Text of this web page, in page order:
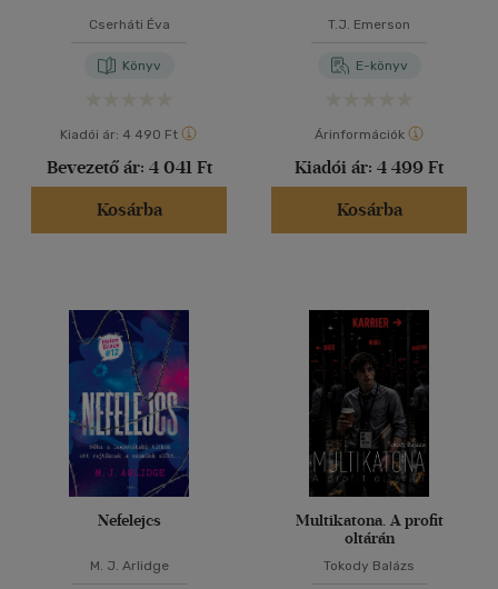
Cserháti Éva
Könyv
Kiadói ár: 4 490 Ft
Bevezető ár: 4 041 Ft
Kosárba
T.J. Emerson
E-könyv
Árinformációk
Kiadói ár: 4 499 Ft
Kosárba
Nefelejcs
M. J. Arlidge
Multikatona. A profit
oltárán
Tokody Balázs